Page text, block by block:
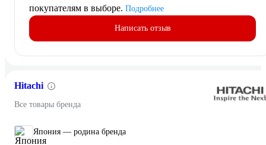
покупателям в выборе. Подробнее
Написать отзыв
Hitachi
Все товары бренда
Япония — родина бренда